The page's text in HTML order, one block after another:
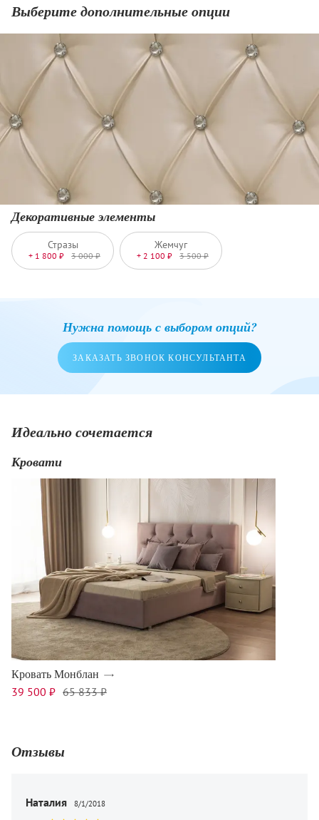
Выберите дополнительные опции
Декоративные элементы
Стразы
+ 1 800 ₽ 3 000 ₽
Жемчуг
+ 2 100 ₽ 3 500 ₽
Нужна помощь с выбором опций?
ЗАКАЗАТЬ ЗВОНОК КОНСУЛЬТАНТА
Идеально сочетается
Кровати
Кровать Монблан
39 500 ₽ 65 833 ₽
Отзывы
Наталия 8/1/2018